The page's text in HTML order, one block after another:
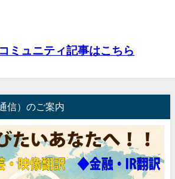
ミュニティ記事はこちら
信）のご案内